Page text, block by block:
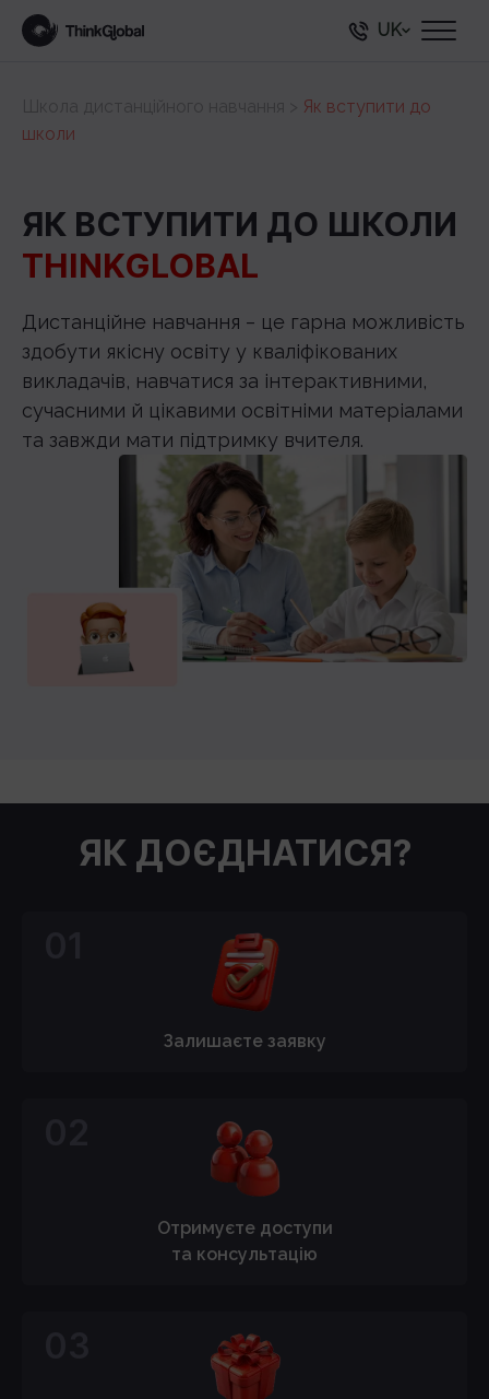
UK
Як вступити до
школи
ЯК ВСТУПИТИ ДО ШКОЛИ
THINKGLOBAL
Дистанційне навчання ‒ це гарна можливість
здобути якісну освіту у кваліфікованих
викладачів, навчатися за інтерактивними,
сучасними й цікавими освітніми матеріалами
та завжди мати підтримку вчителя.
ЯК ДОЄДНАТИСЯ?
Залишаєте заявку
Отримуєте доступи
та консультацію